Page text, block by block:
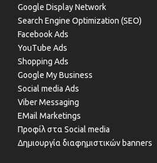
Google Display Network
Search Engine Optimization (SEO)
Facebook Ads
YouTube Ads
Shopping Ads
Google My Business
Social media Ads
Viber Messaging
EMail Marketings
Προφίλ στα Social media
Δημιουργία διαφημιστικών banners